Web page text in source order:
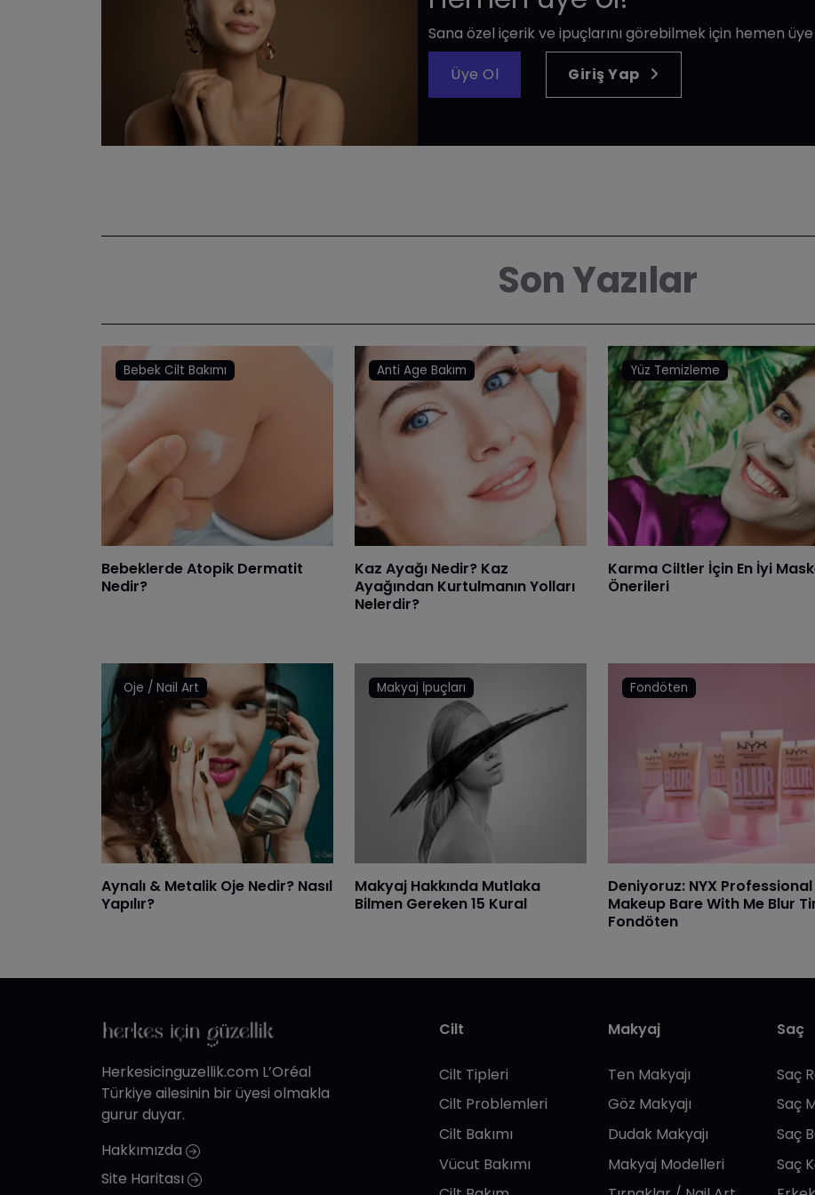
Sana özel içerik ve ipuçlarını görebilmek için hemen
Üye Ol
Giriş Yap
Son Yazılar
Bebek Cilt Bakımı
Bebeklerde Atopik Dermatit
Nedir?
Anti Age Bakım
Kaz Ayağı Nedir? Kaz
Ayağından Kurtulmanın Yolları
Nelerdir?
Yüz Temizleme
Karma Ciltler İçin En İyi
Önerileri
Oje / Nail Art
Aynalı & Metalik Oje Nedir? Nasıl
Yapılır?
Makyaj İpuçları
Makyaj Hakkında Mutlaka
Bilmen Gereken 15 Kural
Fondöten
Deniyoruz: NYX Professional
Makeup Bare With Me Blur
Fondöten
Herkesicinguzellik.com L’Oréal
Türkiye ailesinin bir üyesi olmakla
gurur duyar.
Hakkımızda
Site Haritası
Cilt
Cilt Tipleri
Cilt Problemleri
Cilt Bakımı
Vücut Bakımı
Makyaj
Ten Makyajı
Göz Makyajı
Dudak Makyajı
Makyaj Modelleri
Saç
Saç
Saç
Saç
Saç